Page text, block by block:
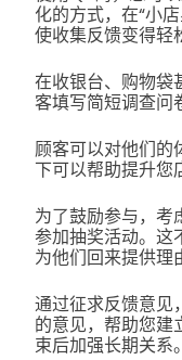
化的方式，在“小
使收集反馈变得轻
在收银台、购物袋
客填写简短调查问
顾客可以对他们的
下可以帮助提升您
为了鼓励参与，考
参加抽奖活动。这
为他们回来提供理
通过征求反馈意见
的意见，帮助您建
束后加强长期关系。